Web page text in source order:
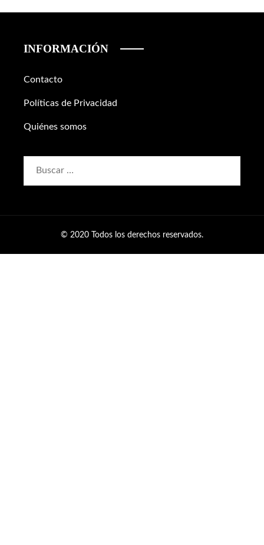
INFORMACIÓN
Contacto
Políticas de Privacidad
Quiénes somos
© 2020 Todos los derechos reservados.